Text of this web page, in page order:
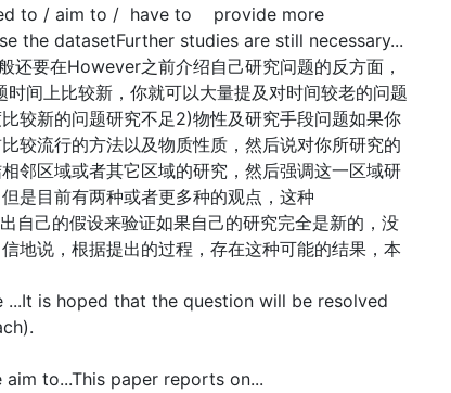
/ aim to / have to provide more
datasetFurther studies are still necessary...
要在However之前介绍自己研究问题的反方面，
间上比较新，你就可以大量提及对时间较老的问题
较新的问题研究不足2)物性及研究手段问题如果你
较流行的方法以及物质性质，然后说对你所研究的
邻区域或者其它区域的研究，然后强调这一区域研
是目前有两种或者更多种的观点，这种
己的假设来验证如果自己的研究完全是新的，没
地说，根据提出的过程，存在这种可能的结果，本
is hoped that the question will be resolved
aim to...This paper reports on...